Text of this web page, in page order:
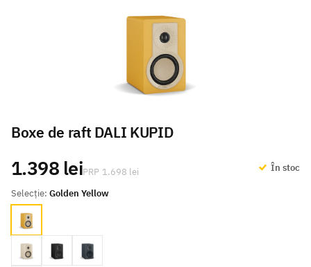
Boxe de raft DALI KUPID
În stoc
Selecție: Golden Yellow
Golden Yellow
Caramel White
Black AshChilly Blue
1.398 lei 1.698 lei